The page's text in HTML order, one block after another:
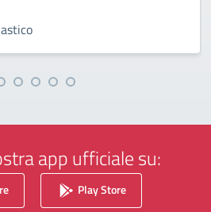
app ufficiale su:
Play Store